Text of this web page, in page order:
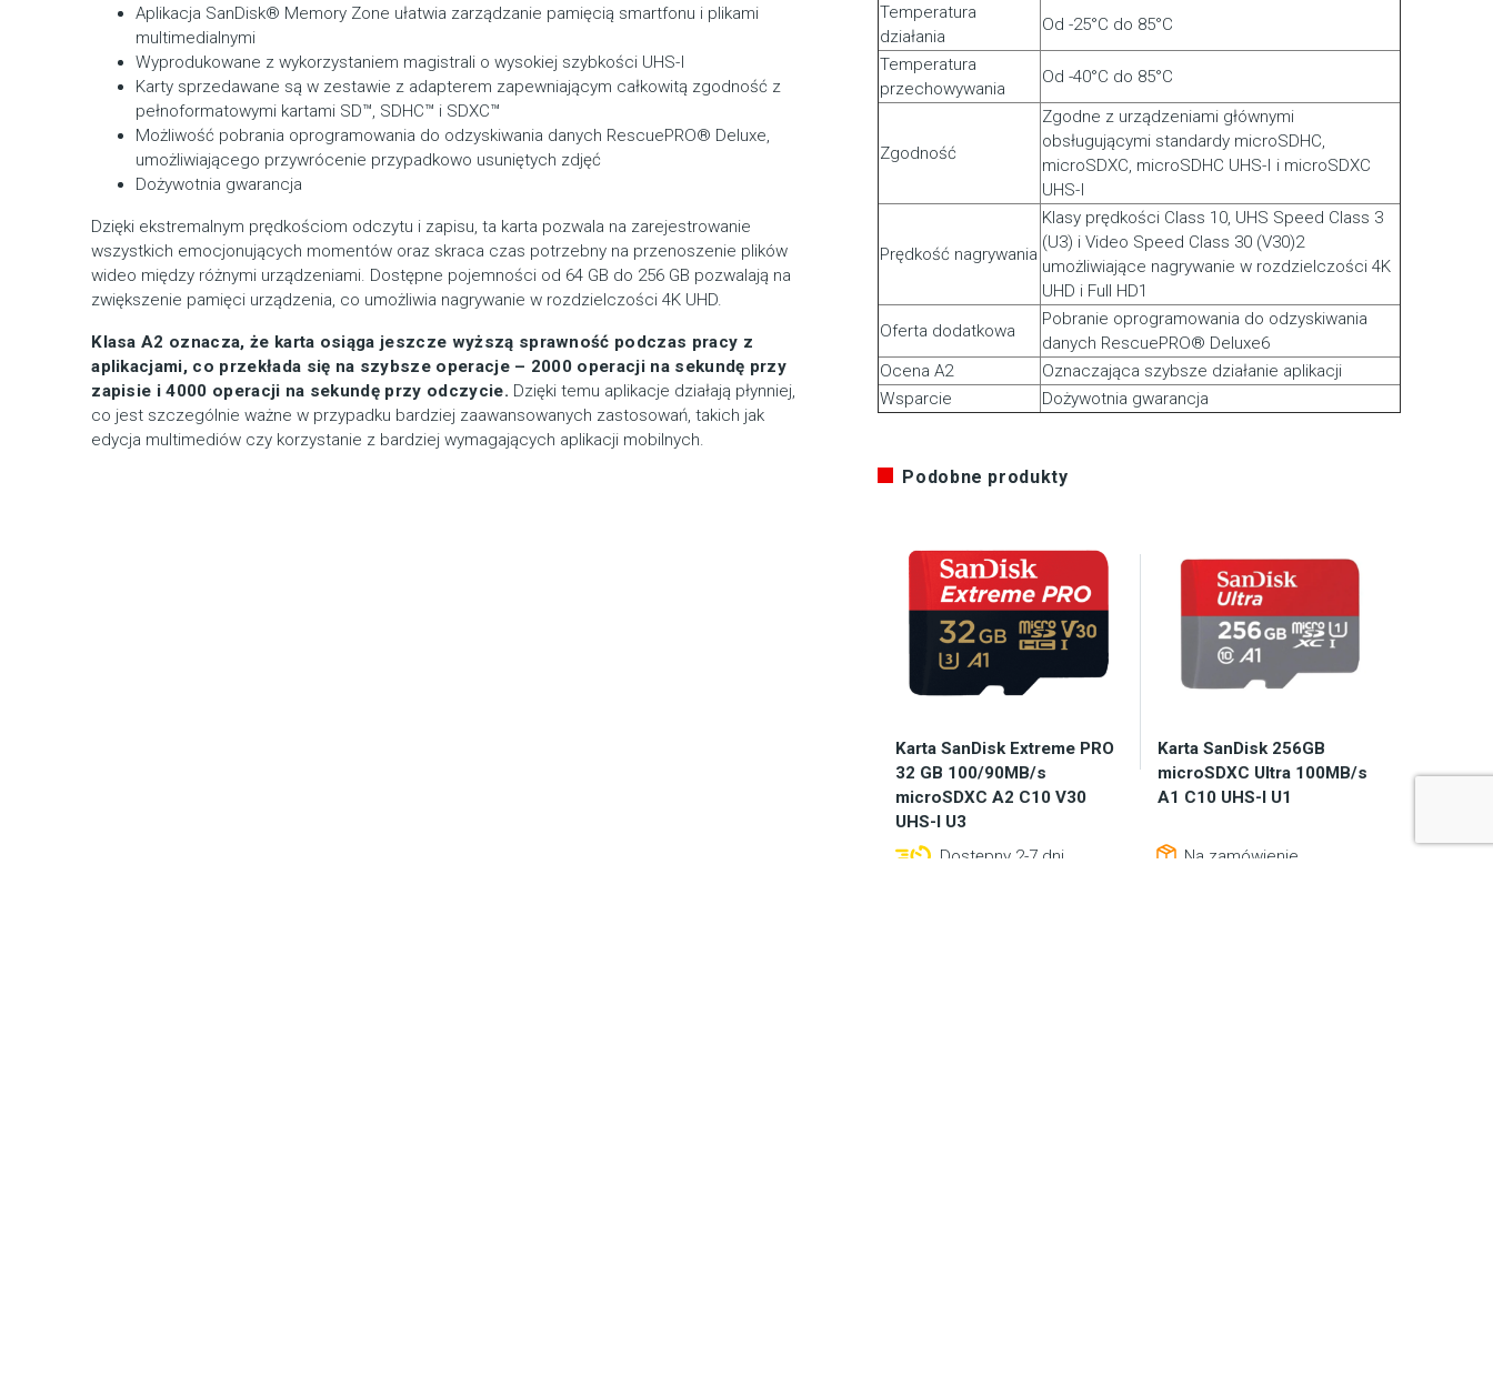
Aplikacja SanDisk® Memory Zone ułatwia zarządzanie pamięcią smartfonu i plikami
multimedialnymi
Wyprodukowane z wykorzystaniem magistrali o wysokiej szybkości UHS-I
Karty sprzedawane są w zestawie z adapterem zapewniającym całkowitą zgodność z
pełnoformatowymi kartami SD™, SDHC™ i SDXC™
Możliwość pobrania oprogramowania do odzyskiwania danych RescuePRO® Deluxe,
umożliwiającego przywrócenie przypadkowo usuniętych zdjęć
Dożywotnia gwarancja
Dzięki ekstremalnym prędkościom odczytu i zapisu, ta karta pozwala na zarejestrowanie
wszystkich emocjonujących momentów oraz skraca czas potrzebny na przenoszenie plików
wideo między różnymi urządzeniami. Dostępne pojemności od 64 GB do 256 GB pozwalają na
zwiększenie pamięci urządzenia, co umożliwia nagrywanie w rozdzielczości 4K UHD.
Klasa A2 oznacza, że karta osiąga jeszcze wyższą sprawność podczas pracy z
aplikacjami, co przekłada się na szybsze operacje – 2000 operacji na sekundę przy
zapisie i 4000 operacji na sekundę przy odczycie. Dzięki temu aplikacje działają płynniej,
co jest szczególnie ważne w przypadku bardziej zaawansowanych zastosowań, takich jak
edycja multimediów czy korzystanie z bardziej wymagających aplikacji mobilnych.
Temperatura
działania
Od -25°C do 85°C
Temperatura
przechowywania
Od -40°C do 85°C
Zgodność
Zgodne z urządzeniami głównymi
obsługującymi standardy microSDHC,
microSDXC, microSDHC UHS-I i microSDXC
UHS-I
Prędkość nagrywania
Klasy prędkości Class 10, UHS Speed Class 3
(U3) i Video Speed Class 30 (V30)2
umożliwiające nagrywanie w rozdzielczości 4K
UHD i Full HD1
Oferta dodatkowa
Pobranie oprogramowania do odzyskiwania
danych RescuePRO® Deluxe6
Ocena A2
Oznaczająca szybsze działanie aplikacji
Wsparcie
Dożywotnia gwarancja
Podobne produkty
Karta SanDisk Extreme PRO
32 GB 100/90MB/s
microSDXC A2 C10 V30
UHS-I U3
Dostępny 2-7 dni
Karta SanDisk 256GB
microSDXC Ultra 100MB/s
A1 C10 UHS-I U1
Na zamówienie